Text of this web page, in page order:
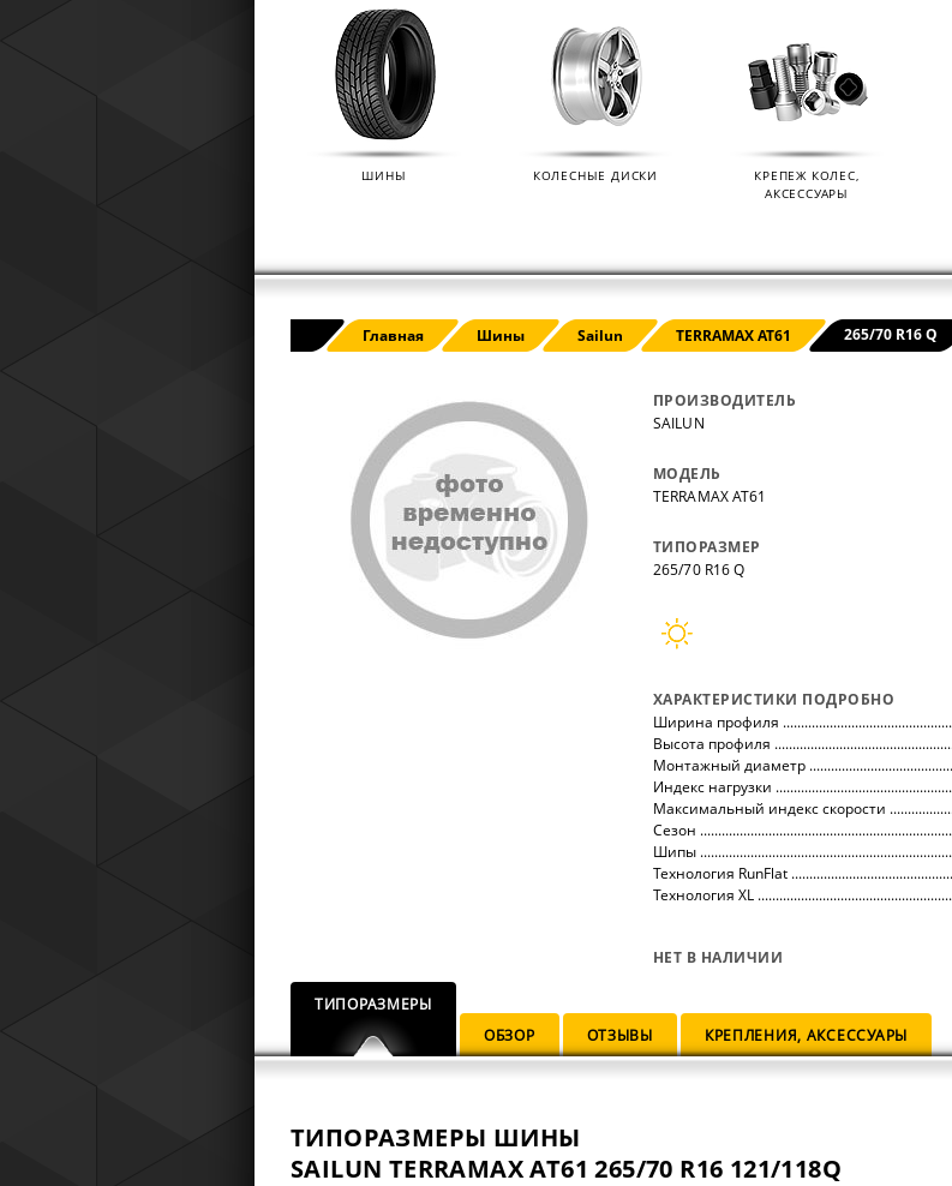
РАСШИРЕННАЯ ГАРАНТИЯ NOKIAN
(IKON TYRES)
Расширенная гарантия Nokian Tyres (Ikon
Tyres) защищает от эксплуатационных
повреждений — проколов, порезов,
разрывов и вздутий боковины.
ДАТЧИКИ ДАВЛЕНИЯ В КОЛЕСА
ШИНЫ КОЛЕСНЫЕ ДИСКИ
КРЕПЕЖ КОЛЕС,
АКСЕССУАРЫ
Главная Шины Sailun TERRAMAX AT61 265/70 R16 Q
ПРОИЗВОДИТЕЛЬ
SAILUN
МОДЕЛЬ
TERRAMAX AT61
ТИПОРАЗМЕР
265/70 R16 Q
ХАРАКТЕРИСТИКИ ПОДРОБНО
Ширина профиля
Высота профиля
Монтажный диаметр
Индекс нагрузки
Максимальный индекс скорости
Сезон
Шипы
Технология RunFlat
Технология XL
НЕТ В НАЛИЧИИ
ТИПОРАЗМЕРЫ
ОБЗОР
ОТЗЫВЫ КРЕПЛЕНИЯ, АКСЕССУАРЫ
ТИПОРАЗМЕРЫ ШИНЫ
SAILUN TERRAMAX AT61 265/70 R16 121/118Q